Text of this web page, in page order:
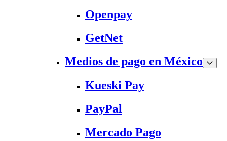
Openpay
GetNet
Medios de pago en México
Kueski Pay
PayPal
Mercado Pago